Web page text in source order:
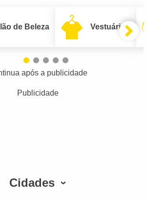
de Beleza Vestuário
após a publicidade
Publicidade
Cidades